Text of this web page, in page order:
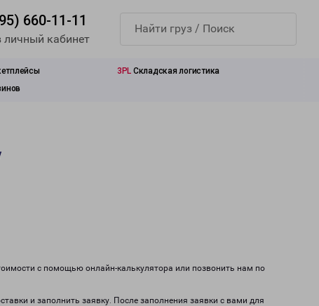
660-11-11
личный кабинет
3PL Складская логистика
с помощью онлайн-калькулятора или позвонить нам по
и заполнить заявку. После заполнения заявки с вами для